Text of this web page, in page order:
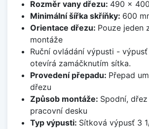
Rozměr vany dřezu: 490 x
Minimální šířka skříňky: 600
Orientace dřezu: Pouze jeden
montáže
Ruční ovládání výpusti -
otevírá zamáčknutím sítka.
Provedení přepadu: Přepad
dřezu
Způsob montáže: Spodní,
pracovní desku
Typ výpusti: Sítková výpusť 3